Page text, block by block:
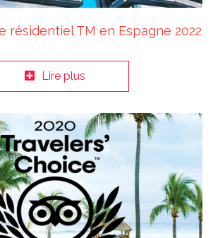
résidentiel TM en Espagne 2022
Lire plus